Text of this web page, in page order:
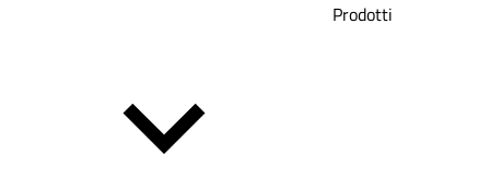
Prodotti